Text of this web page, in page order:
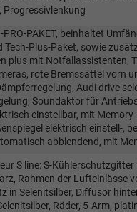
Progressivlenkung
PRO-PAKET, beinhaltet
Tech-Plus-Paket, sowie
plus mit Notfallassistenten,
rote Bremssättel vorn
Audi drive
Soundaktor für
einstellbar, mit
elektrisch einstell-,
abblendend, mit
S line: S-Kühlerschutzgitter
Rahmen der Lufteinlässe
in Selenitsilber, Diffusor
Räder, 5-Arm,